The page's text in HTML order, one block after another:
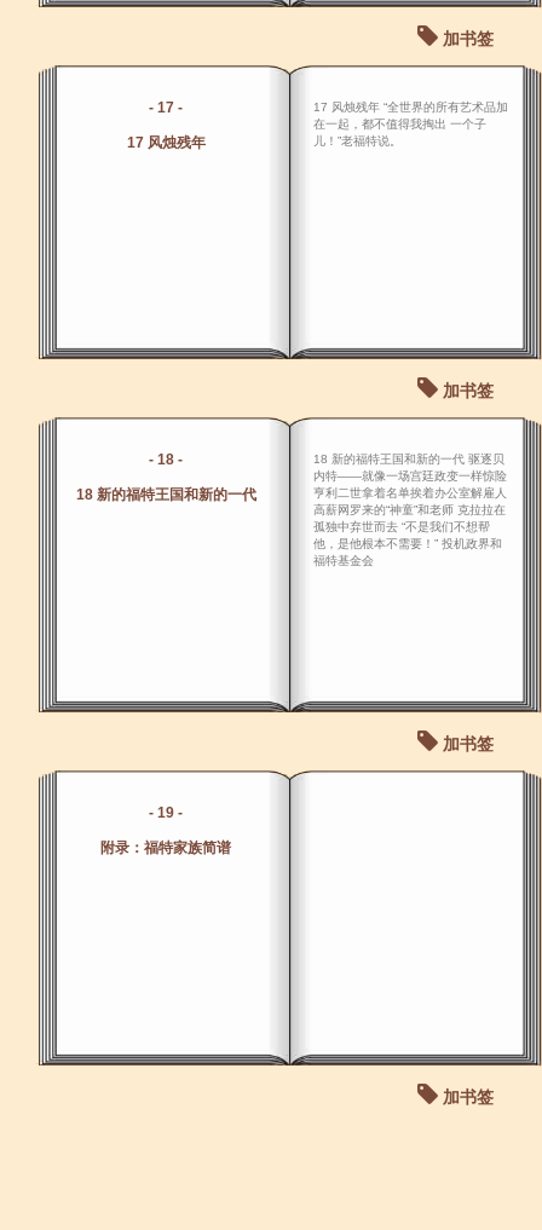
加书签
- 17 -
17 风烛残年
17 风烛残年 “全世界的所有艺术品加
在一起，都不值得我掏出 一个子
儿！”老福特说。
加书签
- 18 -
18 新的福特王国和新的一代
18 新的福特王国和新的一代 驱逐贝
内特――就像一场宫廷政变一样惊险
亨利二世拿着名单挨着办公室解雇人
高薪网罗来的“神童”和老师 克拉拉在
孤独中弃世而去 “不是我们不想帮
他，是他根本不需要！” 投机政界和
福特基金会
加书签
- 19 -
附录：福特家族简谱
加书签